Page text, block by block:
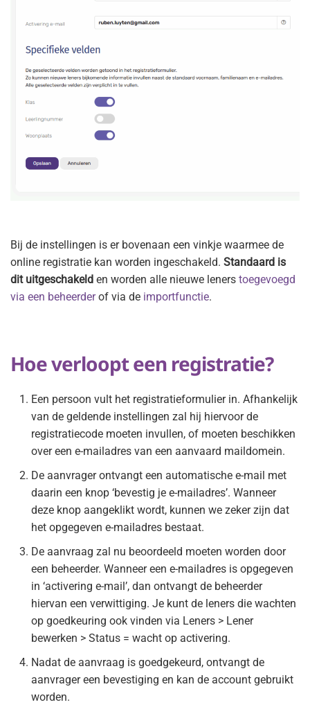
Bij de instellingen is er bovenaan een vinkje waarmee de
online registratie kan worden ingeschakeld. Standaard is
dit uitgeschakeld en worden alle nieuwe leners toegevoegd
via een beheerderof via de importfunctie.
Hoe verloopt een registratie?
Een persoon vult het registratieformulier in. Afhankelijk
van de geldende instellingen zal hij hiervoor de
registratiecode moeten invullen, of moeten beschikken
over een e-mailadres van een aanvaard maildomein.
De aanvrager ontvangt een automatische e-mail met
daarin een knop ‘bevestig je e-mailadres’. Wanneer
deze knop aangeklikt wordt, kunnen we zeker zijn dat
het opgegeven e-mailadres bestaat.
De aanvraag zal nu beoordeeld moeten worden door
een beheerder. Wanneer een e-mailadres is opgegeven
in ‘activering e-mail’, dan ontvangt de beheerder
hiervan een verwittiging. Je kunt de leners die wachten
op goedkeuring ook vinden via Leners > Lener
bewerken > Status = wacht op activering.
Nadat de aanvraag is goedgekeurd, ontvangt de
aanvrager een bevestiging en kan de account gebruikt
worden.